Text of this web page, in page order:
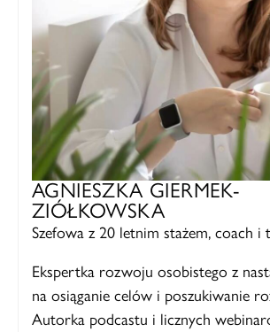
AGNIESZKA GIERMEK-
ZIÓŁKOWSKA
Szefowa z 20 letnim stażem, coach i
Ekspertka rozwoju osobistego z
na osiąganie celów i poszukiwanie
Autorka podcastu i licznych